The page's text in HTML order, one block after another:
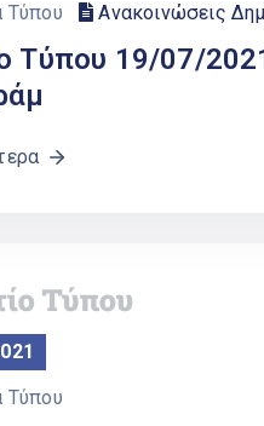
Τύπου
Ανακοινώσεις
Τύπου 19/07/
Τύπου